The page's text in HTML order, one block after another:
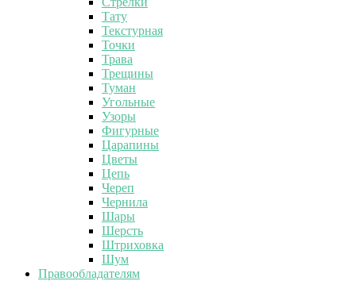
Тату
Текстурная
Точки
Трава
Трещины
Туман
Угольные
Узоры
Фигурные
Царапины
Цветы
Цепь
Череп
Чернила
Шары
Шерсть
Штриховка
Шум
Правообладателям